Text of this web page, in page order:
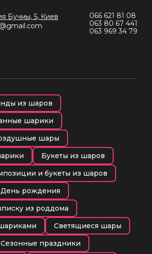
Бучмы, 5, Киев
066 621 81 08
063 80 67 441
063 969 34 79
из шаров
шарики
шары
Букеты из шаров
и букеты из шаров
рождения
из роддома
Светящиеся шары
праздники